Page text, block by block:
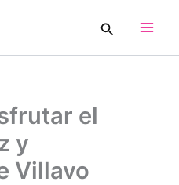
Buscar
el
y
Villavo